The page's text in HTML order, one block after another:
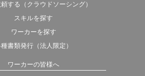
する（クラウドソーシング）
スキルを探す
ワーカーを探す
書類発行（法人限定）
ワーカーの皆様へ